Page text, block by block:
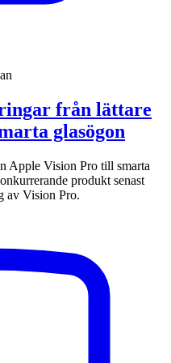
från lättare
glasögon
Apple Vision Pro till smarta
produkt senast
av Vision Pro.